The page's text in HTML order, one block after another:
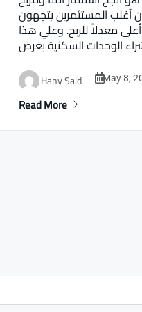
أغلب المستثمرين يتجهون
معدلاً للربح. وعلي هذا
Hany Said May 8,
Read More